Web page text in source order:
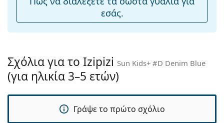
παραλία ή στην πόλη.
Εξερευνήστε την πλήρη γκάμαγυαλιών ηλίουγια να
άρθρωση:
Αξεσουάρ
Πανί
καθαρισμού:
Όχι
Άλλα
Παιδικά
εσάς.
Σχόλια για το Izipizi Sun Kids+ #D Denim Blue
(για ηλικία 3–5 ετών)
Γράψε το πρώτο σχόλιο